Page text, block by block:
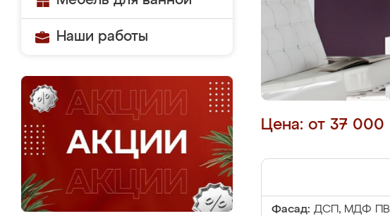
Наши работы
Цена: от 37 000
Фасад: ДСП, МДФ